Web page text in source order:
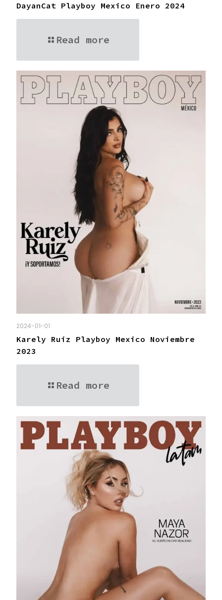
DayanCat Playboy Mexico Enero 2024
Read more
2024-01-01
Karely Ruiz Playboy Mexico Noviembre
2023
Read more